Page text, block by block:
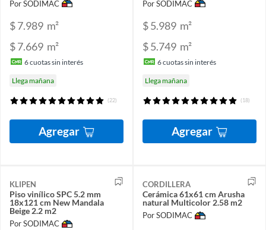
Por SODIMAC
$ 7.989 m²
$ 7.669 m²
6cuotas sin interés
Llega mañana
(22)
Agregar
Por SODIMAC
$ 5.989 m²
$ 5.749 m²
6cuotas sin interés
Llega mañana
(18)
Agregar
KLIPEN
Piso vinílico SPC 5.2 mm
18x121 cm New Mandala
Beige 2.2 m2
Por SODIMAC
CORDILLERA
Cerámica 61x61 cm Arusha
natural Multicolor 2.58 m2
Por SODIMAC